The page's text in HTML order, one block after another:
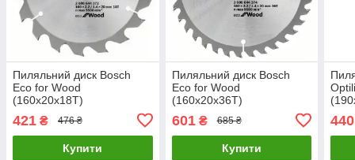
Пиляльний диск Bosch
Eco for Wood
(160х20х18Т)
421 ₴ 476 ₴
Купити
Пиляльний диск Bosch
Eco for Wood
(160х20х36Т)
601₴ 685 ₴
Купити
440